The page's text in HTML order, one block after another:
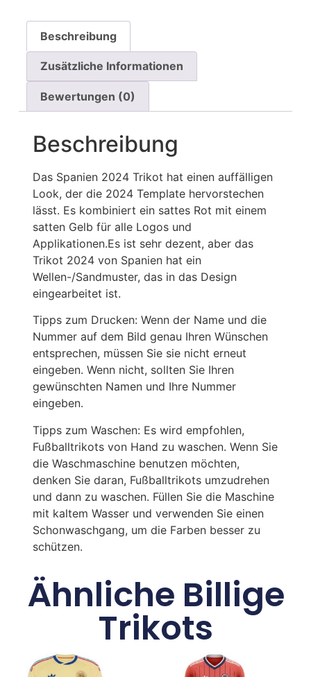
Beschreibung
Zusätzliche Informationen
Bewertungen (0)
Beschreibung
Das Spanien 2024 Trikot hat einen auffälligen
Look, der die 2024 Template hervorstechen
lässt. Es kombiniert ein sattes Rot mit einem
satten Gelb für alle Logos und
Applikationen.Es ist sehr dezent, aber das
Trikot 2024 von Spanien hat ein
Wellen-/Sandmuster, das in das Design
eingearbeitet ist.
Tipps zum Drucken: Wenn der Name und die
Nummer auf dem Bild genau Ihren Wünschen
entsprechen, müssen Sie sie nicht erneut
eingeben. Wenn nicht, sollten Sie Ihren
gewünschten Namen und Ihre Nummer
eingeben.
Tipps zum Waschen: Es wird empfohlen,
Fußballtrikots von Hand zu waschen. Wenn Sie
die Waschmaschine benutzen möchten,
denken Sie daran, Fußballtrikots umzudrehen
und dann zu waschen. Füllen Sie die Maschine
mit kaltem Wasser und verwenden Sie einen
Schonwaschgang, um die Farben besser zu
schützen.
Ähnliche Billige
Trikots